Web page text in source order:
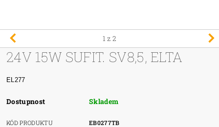
1 z 2
24V 15W SUFIT. SV8,5, ELTA
EL277
Dostupnost Skladem
KÓD PRODUKTU
EB0277TB